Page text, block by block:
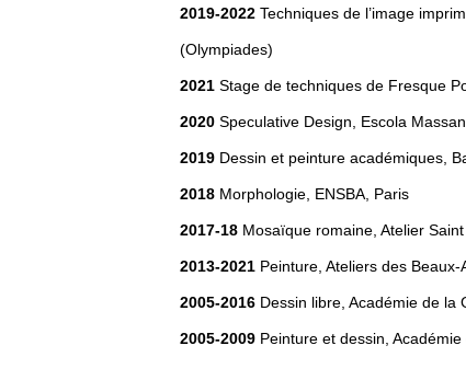
2019-2022Techniques de l’image
(Olympiades)
2021 Stage de techniques de Fresque
2020 Speculative Design, Escola
2019 Dessin et peinture académiques,
2018 Morphologie, ENSBA, Paris
2017-18 Mosaïque romaine, Atelier
2013-2021 Peinture, Ateliers des
2005-2016 Dessin libre, Académie de la
2005-2009 Peinture et dessin,